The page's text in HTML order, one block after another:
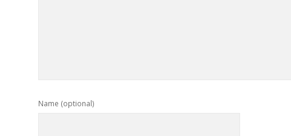
Name (optional)